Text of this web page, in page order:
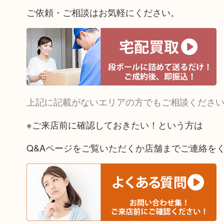
ご依頼・ご相談はお気軽にください。
上記に記載がないエリアの方でもご相談ください
※ご来店前に確認しておきたい！という方は
Q&Aページをご覧いただくか店舗までご連絡をく